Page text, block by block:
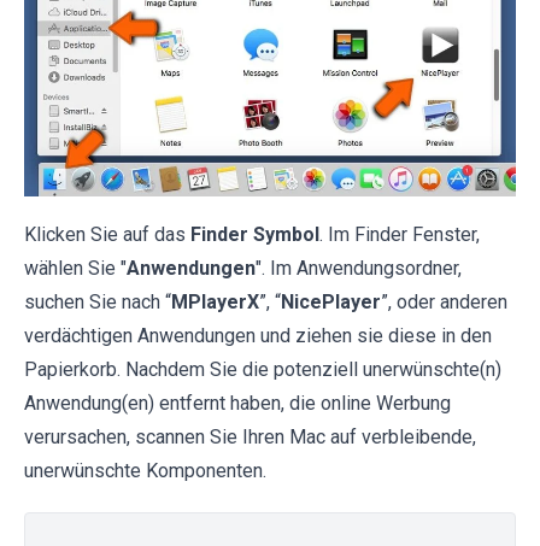
Klicken Sie auf das Finder Symbol. Im Finder Fenster,
wählen Sie "Anwendungen". Im Anwendungsordner,
suchen Sie nach “MPlayerX”, “NicePlayer”, oder anderen
verdächtigen Anwendungen und ziehen sie diese in den
Papierkorb. Nachdem Sie die potenziell unerwünschte(n)
Anwendung(en) entfernt haben, die online Werbung
verursachen, scannen Sie Ihren Mac auf verbleibende,
unerwünschte Komponenten.